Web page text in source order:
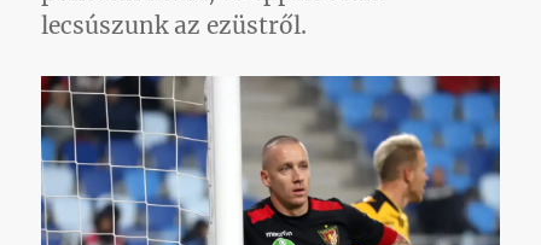
lecsúszunk az ezüstről.